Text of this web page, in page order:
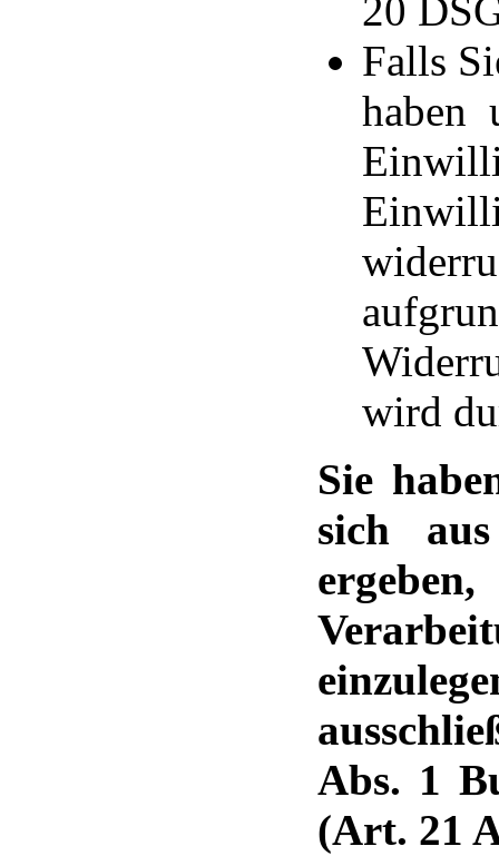
20
Falls
haben
wird
Sie
sich
Abs. 1
(Art. 21